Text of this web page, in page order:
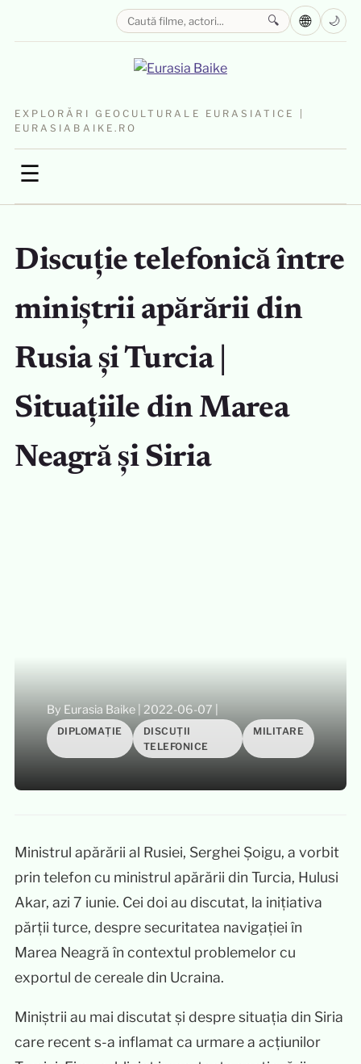
EXPLORĂRI GEOCULTURALE EURASIATICE |
EURASIABAIKE.RO
☰
🔍 🌐 🌙
Discuție telefonică între
miniștrii apărării din
Rusia și Turcia |
Situațiile din Marea
Neagră și Siria
By Eurasia Baike| 2022-06-07
DIPLOMAȚIE
DISCUȚII
TELEFONICE
MILITARE
Ministrul apărării al Rusiei, Serghei Șoigu, a vorbit
prin telefon cu ministrul apărării din Turcia, Hulusi
Akar, azi 7 iunie. Cei doi au discutat, la inițiativa
părții turce, despre securitatea navigației în
Marea Neagră în contextul problemelor cu
exportul de cereale din Ucraina.
Miniștrii au mai discutat și despre situația din Siria
care recent s-a inflamat ca urmare a acțiunilor